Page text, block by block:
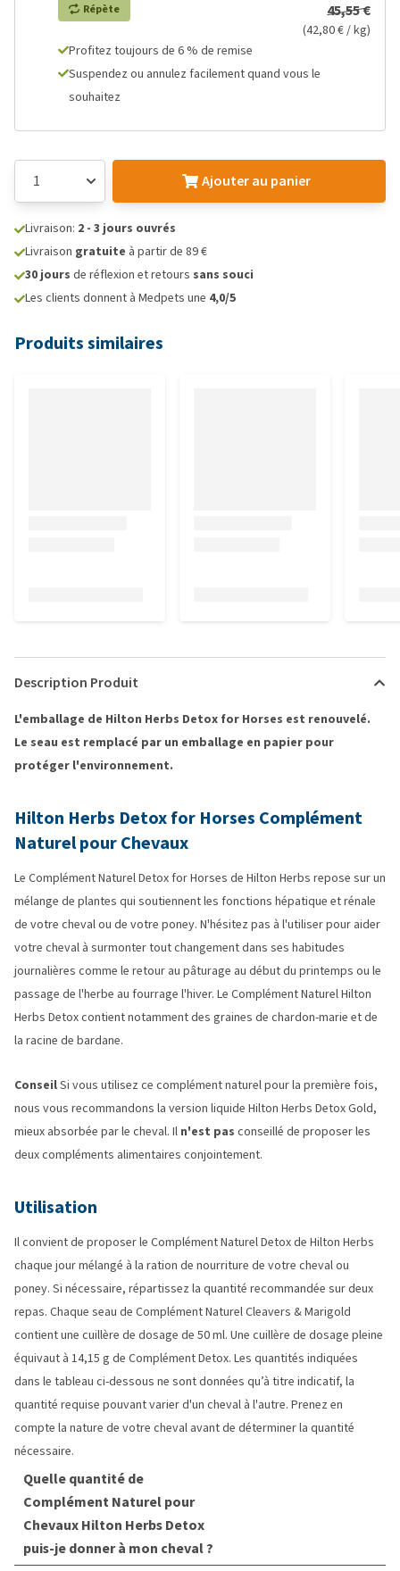
Répète 45,55 €
(42,80 € / kg)
Profitez toujours de 6 % de remise
Suspendez ou annulez facilement quand vous le
souhaitez
Ajouter au panier
Livraison: 2 - 3 jours ouvrés
Livraison gratuite à partir de 89 €
30 jours de réflexion et retours sans souci
Les clients donnent à Medpets une 4,0/5
Produits similaires
Description Produit
L'emballage de Hilton Herbs Detox for Horses est renouvelé.
Le seau est remplacé par un emballage en papier pour
protéger l'environnement.
Hilton Herbs Detox for Horses Complément
Naturel pour Chevaux
Le Complément Naturel Detox for Horses de Hilton Herbs repose sur un
mélange de plantes qui soutiennent les fonctions hépatique et rénale
de votre cheval ou de votre poney. N'hésitez pas à l'utiliser pour aider
votre cheval à surmonter tout changement dans ses habitudes
journalières comme le retour au pâturage au début du printemps ou le
passage de l'herbe au fourrage l'hiver. Le Complément Naturel Hilton
Herbs Detox contient notamment des graines de chardon-marie et de
la racine de bardane.
ConseilSi vous utilisez ce complément naturel pour la première fois,
nous vous recommandons la version liquide Hilton Herbs Detox Gold,
mieux absorbée par le cheval. Il n'est pas conseillé de proposer les
deux compléments alimentaires conjointement.
Utilisation
Il convient de proposer le Complément Naturel Detox de Hilton Herbs
chaque jour mélangé à la ration de nourriture de votre cheval ou
poney. Si nécessaire, répartissez la quantité recommandée sur deux
repas. Chaque seau de Complément Naturel Cleavers & Marigold
contient une cuillère de dosage de 50 ml. Une cuillère de dosage pleine
équivaut à 14,15 g de Complément Detox. Les quantités indiquées
dans le tableau ci-dessous ne sont données qu’à titre indicatif, la
quantité requise pouvant varier d'un cheval à l'autre. Prenez en
compte la nature de votre cheval avant de déterminer la quantité
nécessaire.
Quelle quantité de
Complément Naturel pour
Chevaux Hilton Herbs Detox
puis-je donner à mon cheval ?